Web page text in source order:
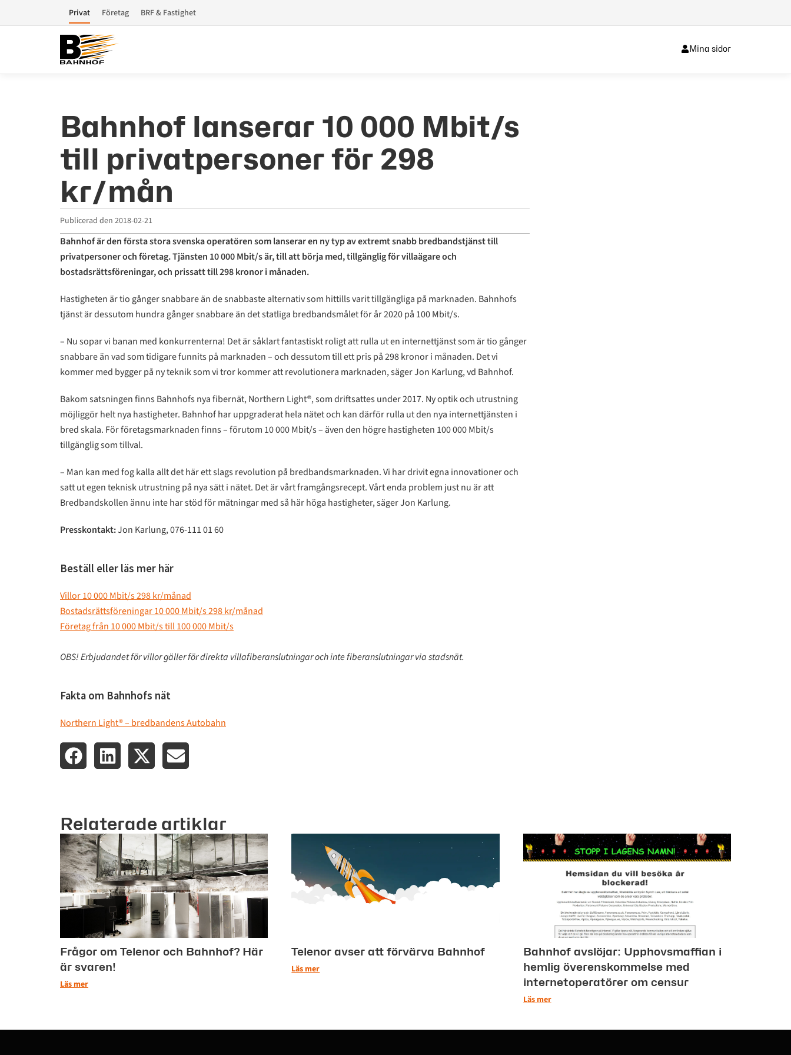
Privat Företag BRF & Fastighet
Mina sidor
Bahnhof lanserar 10 000 Mbit/s
till privatpersoner för 298
kr/mån
Publicerad den 2018-02-21
Bahnhof är den första stora svenska operatören som lanserar en ny typ av extremt snabb bredbandstjänst till
privatpersoner och företag. Tjänsten 10 000 Mbit/s är, till att börja med, tillgänglig för villaägare och
bostadsrättsföreningar, och prissatt till 298 kronor i månaden.
Hastigheten är tio gånger snabbare än de snabbaste alternativ som hittills varit tillgängliga på marknaden. Bahnhofs
tjänst är dessutom hundra gånger snabbare än det statliga bredbandsmålet för år 2020 på 100 Mbit/s.
– Nu sopar vi banan med konkurrenterna! Det är såklart fantastiskt roligt att rulla ut en internettjänst som är tio gånger
snabbare än vad som tidigare funnits på marknaden – och dessutom till ett pris på 298 kronor i månaden. Det vi
kommer med bygger på ny teknik som vi tror kommer att revolutionera marknaden, säger Jon Karlung, vd Bahnhof.
Bakom satsningen finns Bahnhofs nya fibernät, Northern Light®, som driftsattes under 2017. Ny optik och utrustning
möjliggör helt nya hastigheter. Bahnhof har uppgraderat hela nätet och kan därför rulla ut den nya internettjänsten i
bred skala. För företagsmarknaden finns – förutom 10 000 Mbit/s – även den högre hastigheten 100 000 Mbit/s
tillgänglig som tillval.
– Man kan med fog kalla allt det här ett slags revolution på bredbandsmarknaden. Vi har drivit egna innovationer och
satt ut egen teknisk utrustning på nya sätt i nätet. Det är vårt framgångsrecept. Vårt enda problem just nu är att
Bredbandskollen ännu inte har stöd för mätningar med så här höga hastigheter, säger Jon Karlung.
Presskontakt:Jon Karlung, 076-111 01 60
Beställ eller läs mer här
Villor 10 000 Mbit/s 298 kr/månad
Bostadsrättsföreningar 10 000 Mbit/s 298 kr/månad
Företag från 10 000 Mbit/s till 100 000 Mbit/s
OBS! Erbjudandet för villor gäller för direkta villafiberanslutningar och inte fiberanslutningar via stadsnät.
Fakta om Bahnhofs nät
Northern Light® – bredbandens Autobahn
Relaterade artiklar
Frågor om Telenor och Bahnhof? Här
är svaren!
Läs mer
Telenor avser att förvärva Bahnhof
Läs mer
Bahnhof avslöjar: Upphovsmaffian i
hemlig överenskommelse med
internetoperatörer om censur
Läs mer